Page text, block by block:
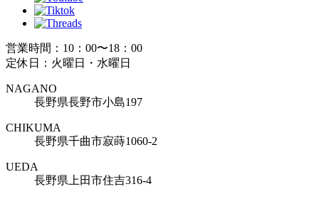
営業時間：10：00〜18：00
定休日：火曜日・水曜日
NAGANO
長野県長野市小島197
CHIKUMA
長野県千曲市寂蒔1060-2
UEDA
長野県上田市住吉316-4